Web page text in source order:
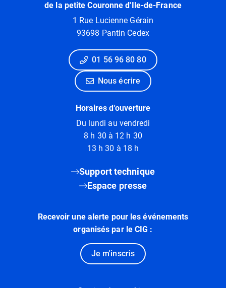
de la petite Couronne d'Ile-de-France
1 Rue Lucienne Gérain
93698 Pantin Cedex
01 56 96 80 80
Nous écrire
Horaires d'ouverture
Du lundi au vendredi
8 h 30 à 12 h 30
13 h 30 à 18 h
Support technique
Espace presse
Recevoir une alerte pour les événements
organisés par le CIG :
Je m'inscris